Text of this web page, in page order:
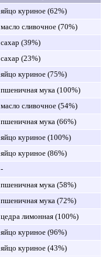
яйцо куриное (62%)
масло сливочное (70%)
сахар (39%)
сахар (23%)
яйцо куриное (75%)
пшеничная мука (100%)
масло сливочное (54%)
пшеничная мука (66%)
яйцо куриное (100%)
яйцо куриное (86%)
-
пшеничная мука (58%)
пшеничная мука (72%)
цедра лимонная (100%)
яйцо куриное (96%)
яйцо куриное (43%)